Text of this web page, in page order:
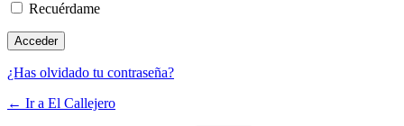
Recuérdame
¿Has olvidado tu contraseña?
← Ir a El Callejero